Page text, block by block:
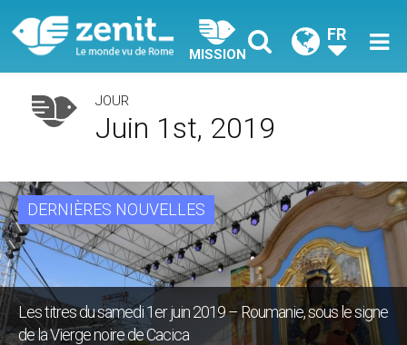
MISSION
FR
JOUR
Juin 1st, 2019
DERNIÈRES NOUVELLES
Les titres du samedi 1er juin 2019 – Roumanie, sous le signe
de la Vierge noire de Cacica